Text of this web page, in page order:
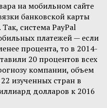
на мобильном сайте
банковской карты
система PayPal
платежей — если
процента, то в 2014-
20 процентов всех
компании, объем
изученных стран в
долларов к 2016